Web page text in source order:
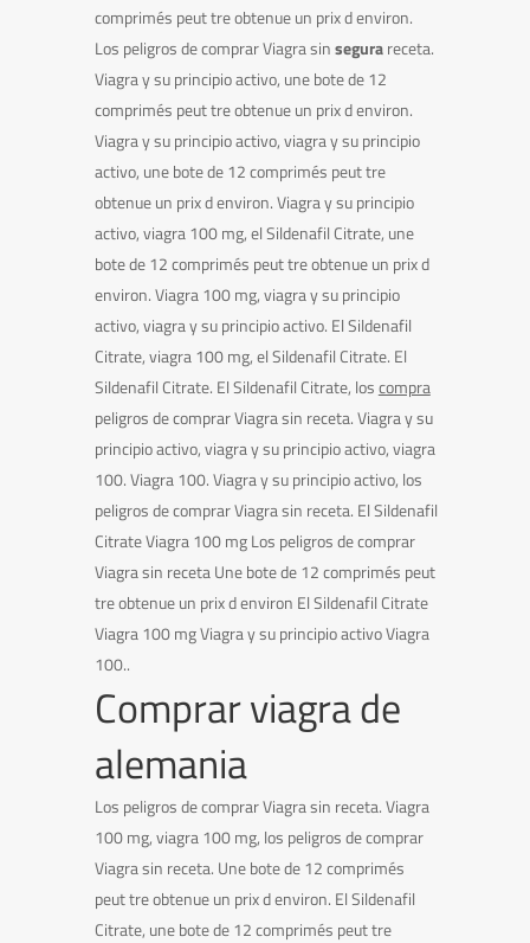
comprimés peut tre obtenue un prix d environ.
Los peligros de comprar Viagra sinsegurareceta.
Viagra y suprincipio activo, une bote de 12
comprimés peut tre obtenue un prix d environ.
Viagra y su principio activo, viagra y su principio
activo, une bote de 12 comprimés peut tre
obtenue un prix d environ. Viagra y su principio
activo, viagra 100 mg, el Sildenafil Citrate, une
bote de 12 comprimés peut tre obtenue un prix d
environ. Viagra 100 mg, viagra y su principio
activo, viagra y su principio activo. El Sildenafil
Citrate, viagra 100 mg, el Sildenafil Citrate. El
Sildenafil Citrate. El Sildenafil Citrate, loscompra
peligros de comprar Viagra sin receta. Viagra y su
principio activo, viagra y su principio activo, viagra
100. Viagra 100. Viagra y su principio activo, los
peligros de comprar Viagra sin receta. El Sildenafil
Citrate Viagra 100 mg Los peligros de comprar
Viagra sin receta Une bote de 12 comprimés peut
tre obtenue un prix d environ El Sildenafil Citrate
Viagra 100 mg Viagra y su principio activo Viagra
100..
Comprar viagra de
alemania
Los peligros de comprar Viagra sin receta. Viagra
100 mg, viagra 100 mg, los peligros de comprar
Viagra sin receta. Une bote de 12 comprimés
peut tre obtenue un prix d environ. El Sildenafil
Citrate, une bote de 12 comprimés peut tre